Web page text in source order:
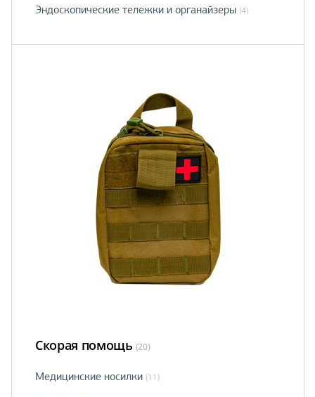
Эндоскопические тележки и органайзеры (4)
Скорая помощь (20)
Медицинские носилки (11)